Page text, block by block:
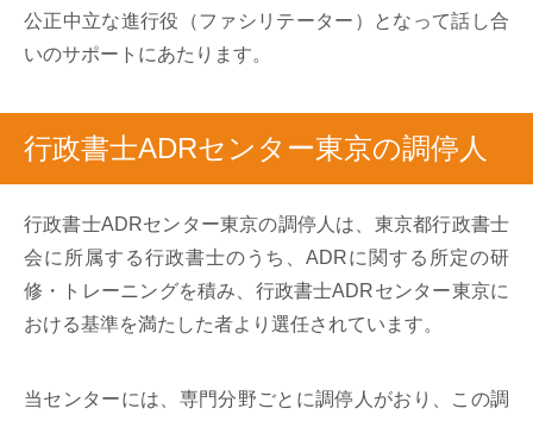
公正中立な進行役（ファシリテーター）となって話し合
いのサポートにあたります。
行政書士ADRセンター東京の調停人
行政書士ADRセンター東京の調停人は、東京都行政書士
会に所属する行政書士のうち、ADRに関する所定の研
修・トレーニングを積み、行政書士ADRセンター東京に
おける基準を満たした者より選任されています。
当センターには、専門分野ごとに調停人がおり、この調